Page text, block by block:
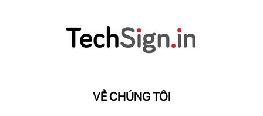
VỀ CHÚNG TÔI